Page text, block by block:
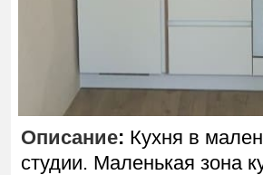
Описание: Кухня в
студии. Маленькая зона